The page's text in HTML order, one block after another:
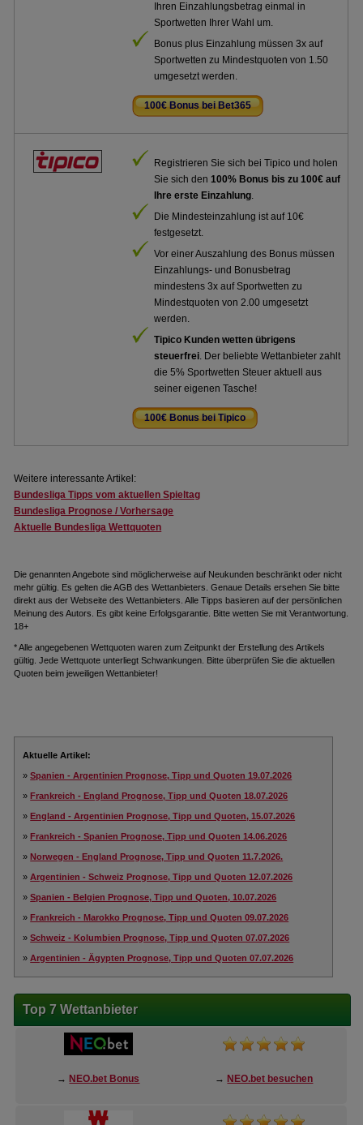
Ihren Einzahlungsbetrag einmal in
Sportwetten Ihrer Wahl um.
Bonus plus Einzahlung müssen 3x auf
Sportwetten zu Mindestquoten von 1.50
umgesetzt werden.
100€ Bonus bei Bet365
Registrieren Sie sich bei Tipico und holen
Sie sich den100% Bonus bis zu 100€ auf
Ihre erste Einzahlung.
Die Mindesteinzahlung ist auf 10€
festgesetzt.
Vor einer Auszahlung des Bonus müssen
Einzahlungs- und Bonusbetrag
mindestens 3x auf Sportwetten zu
Mindestquoten von 2.00 umgesetzt
werden.
Tipico Kunden wetten übrigens
steuerfrei. Der beliebte Wettanbieter zahlt
die 5% Sportwetten Steuer aktuell aus
seiner eigenen Tasche!
100€ Bonus bei Tipico
Weitere interessante Artikel:
Bundesliga Tipps vom aktuellen Spieltag
Bundesliga Prognose / Vorhersage
Aktuelle Bundesliga Wettquoten
Die genannten Angebote sind möglicherweise auf Neukunden beschränkt oder nicht
mehr gültig. Es gelten die AGB des Wettanbieters. Genaue Details ersehen Sie bitte
direkt aus der Webseite des Wettanbieters. Alle Tipps basieren auf der persönlichen
Meinung des Autors. Es gibt keine Erfolgsgarantie. Bitte wetten Sie mit Verantwortung.
18+
* Alle angegebenen Wettquoten waren zum Zeitpunkt der Erstellung des Artikels
gültig. Jede Wettquote unterliegt Schwankungen. Bitte überprüfen Sie die aktuellen
Quoten beim jeweiligen Wettanbieter!
Aktuelle Artikel:
»Spanien - Argentinien Prognose, Tipp und Quoten 19.07.2026
»Frankreich - England Prognose, Tipp und Quoten 18.07.2026
»England - Argentinien Prognose, Tipp und Quoten, 15.07.2026
»Frankreich - Spanien Prognose, Tipp und Quoten 14.06.2026
»Norwegen - England Prognose, Tipp und Quoten 11.7.2026.
»Argentinien - Schweiz Prognose, Tipp und Quoten 12.07.2026
»Spanien - Belgien Prognose, Tipp und Quoten, 10.07.2026
»Frankreich - Marokko Prognose, Tipp und Quoten 09.07.2026
»Schweiz - Kolumbien Prognose, Tipp und Quoten 07.07.2026
»Argentinien - Ägypten Prognose, Tipp und Quoten 07.07.2026
Top 7 Wettanbieter
→ NEO.bet Bonus → NEO.bet besuchen